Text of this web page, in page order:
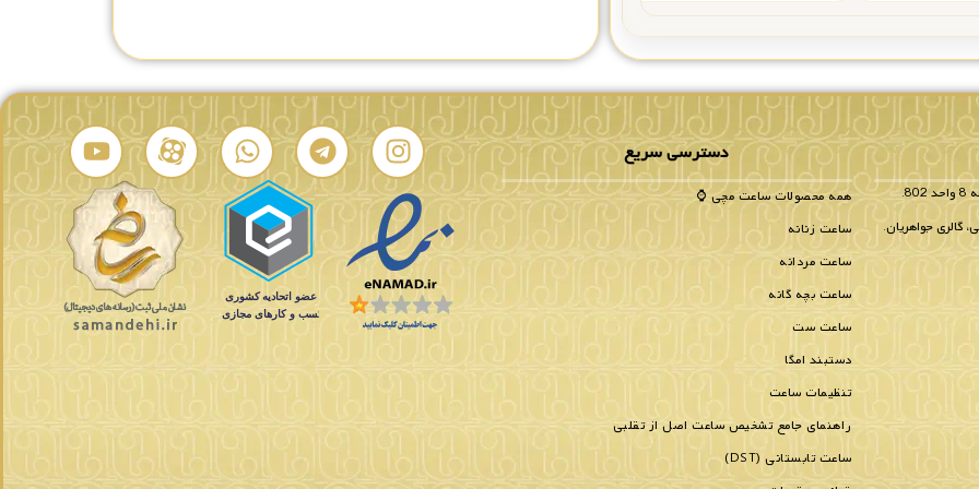
گالری جواهریان.
دسترسی سریع
همه محصولات ساعت مچی ⌚
ساعت زنانه
ساعت مردانه
ساعت بچه گانه
ساعت ست
دستبند امگا
تنظیمات ساعت
راهنمای جامع تشخیص ساعت اصل از تقلبی
ساعت تابستانی (DST)